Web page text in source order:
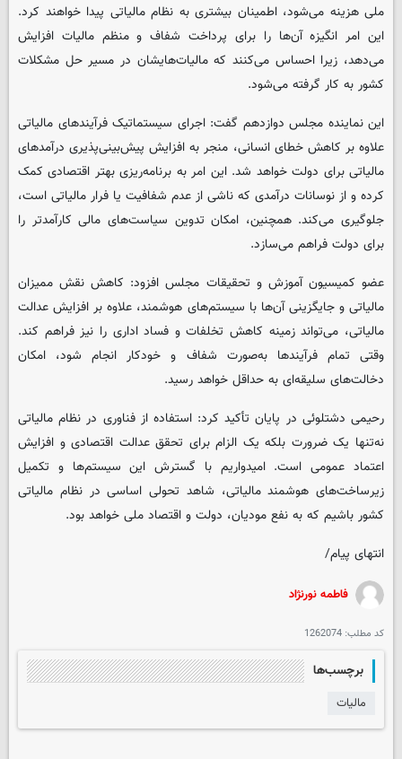
ملی هزینه می‌شود، اطمینان بیشتری به نظام مالیاتی پیدا خواهند کرد.
این امر انگیزه آن‌ها را برای پرداخت شفاف و منظم مالیات افزایش
می‌دهد، زیرا احساس می‌کنند که مالیات‌هایشان در مسیر حل مشکلات
کشور به کار گرفته می‌شود.
این نماینده مجلس دوازدهم گفت: اجرای سیستماتیک فرآیندهای مالیاتی
علاوه بر کاهش خطای انسانی، منجر به افزایش پیش‌بینی‌پذیری درآمدهای
مالیاتی برای دولت خواهد شد. این امر به برنامه‌ریزی بهتر اقتصادی کمک
کرده و از نوسانات درآمدی که ناشی از عدم شفافیت یا فرار مالیاتی است،
جلوگیری می‌کند. همچنین، امکان تدوین سیاست‌های مالی کارآمدتر را
برای دولت فراهم می‌سازد.
عضو کمیسیون آموزش و تحقیقات مجلس افزود: کاهش نقش ممیزان
مالیاتی و جایگزینی آن‌ها با سیستم‌های هوشمند، علاوه بر افزایش عدالت
مالیاتی، می‌تواند زمینه کاهش تخلفات و فساد اداری را نیز فراهم کند.
وقتی تمام فرآیندها به‌صورت شفاف و خودکار انجام شود، امکان
دخالت‌های سلیقه‌ای به حداقل خواهد رسید.
رحیمی دشتلوئی در پایان تأکید کرد: استفاده از فناوری در نظام مالیاتی
نه‌تنها یک ضرورت بلکه یک الزام برای تحقق عدالت اقتصادی و افزایش
اعتماد عمومی است. امیدواریم با گسترش این سیستم‌ها و تکمیل
زیرساخت‌های هوشمند مالیاتی، شاهد تحولی اساسی در نظام مالیاتی
کشور باشیم که به نفع مودیان، دولت و اقتصاد ملی خواهد بود.
انتهای پیام/
فاطمه نورنژاد
کد مطلب: 1262074
برچسب‌ها
مالیات